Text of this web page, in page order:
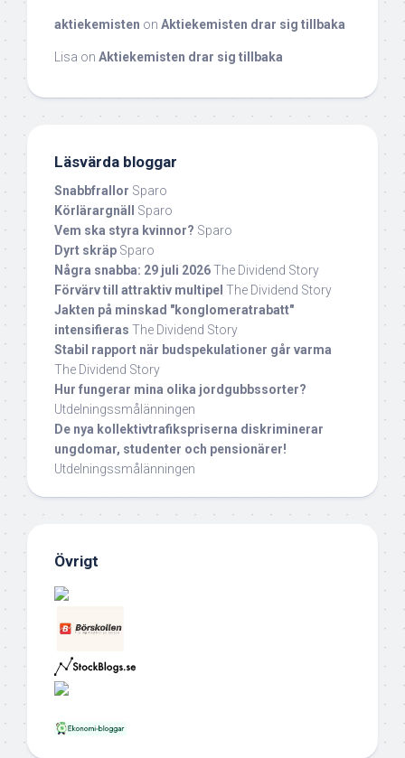
aktiekemisten on Aktiekemisten drar sig tillbaka
Lisa on Aktiekemisten drar sig tillbaka
Läsvärda bloggar
Snabbfrallor Sparo
Körlärargnäll
Sparo
Vem ska styra kvinnor? Sparo
Dyrt skräp Sparo
Några snabba: 29 juli 2026The Dividend Story
Förvärv till attraktiv multipel The Dividend Story
Jakten på minskad "konglomeratrabatt"
intensifieras The Dividend Story
Stabil rapport när budspekulationer går varma
The Dividend Story
Hur fungerar mina olika jordgubbssorter?
Utdelningssmålänningen
De nya kollektivtrafikspriserna diskriminerar
ungdomar, studenter och pensionärer!
Utdelningssmålänningen
Övrigt